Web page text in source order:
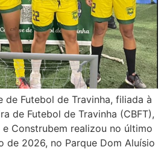
de Futebol de Travinha, filiada à
de Futebol de Travinha (CBFT),
Construbem realizou no último
de 2026, no Parque Dom Aluísio